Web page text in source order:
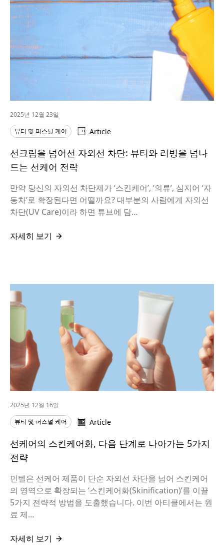
2025년 12월 23일
뷰티 및 퍼스널 케어
Article
선크림을 넘어선 자외선 차단: 뷰티와 리빙을 넘나
드는 선케어 전략
만약 당신의 자외선 차단제가 ‘스킨케어’, ‘의류’, 심지어 ‘자
동차’로 확장된다면 어떨까요? 대부분의 사람에게 자외선
차단(UV Care)이라 하면 튜브에 담…
자세히 보기
2025년 12월 16일
뷰티 및 퍼스널 케어
Article
선케어의 스킨케어화, 다음 단계로 나아가는 5가지
전략
민텔은 선케어 제품이 단순 자외선 차단을 넘어 스킨케어
의 영역으로 확장되는 ‘스킨케어화(Skinification)’를 이끌
5가지 전략적 방법을 도출했습니다. 이번 아티클에서는 원
료 제…
자세히 보기